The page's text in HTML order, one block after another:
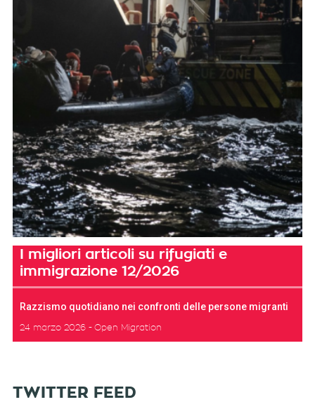
I migliori articoli su rifugiati e
immigrazione 12/2026
Razzismo quotidiano nei confronti delle persone migranti
24 marzo 2026 Open Migration
TWITTER FEED